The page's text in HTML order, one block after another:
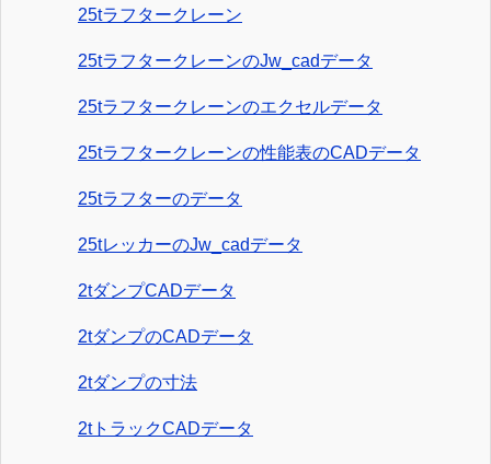
25tラフタークレーン
25tラフタークレーンのJw_cadデータ
25tラフタークレーンのエクセルデータ
25tラフタークレーンの性能表のCADデータ
25tラフターのデータ
25tレッカーのJw_cadデータ
2tダンプCADデータ
2tダンプのCADデータ
2tダンプの寸法
2tトラックCADデータ